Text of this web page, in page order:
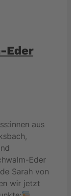
Eder
aus
Eder
Sarah von
wir jetzt